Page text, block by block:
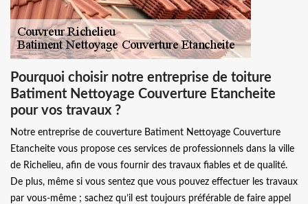
Pourquoi choisir notre entreprise de toiture
Batiment Nettoyage Couverture Etancheite
pour vos travaux ?
Notre entreprise de couverture Batiment Nettoyage Couverture
Etancheite vous propose ces services de professionnels dans la ville
de Richelieu, afin de vous fournir des travaux fiables et de qualité.
De plus, même si vous sentez que vous pouvez effectuer les travaux
par vous-même ; sachez qu’il est toujours préférable de faire appel